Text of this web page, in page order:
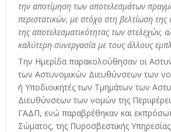
την αποτίμηση των αποτελεσμάτων
περιστατικών, με στόχο στη βελτίωση της
της αποτελεσματικότητας των στελεχών,
καλύτερη συνεργασία με τους άλλους
Την Ημερίδα παρακολούθησαν οι
των Αστυνομικών Διευθύνσεων των
ή Υποδιοικητές των Τμημάτων των
Διευθύνσεων των νομών της
ΓΑΔΠ, ενώ παραβρέθηκαν και
Σώματος, της Πυροσβεστικής